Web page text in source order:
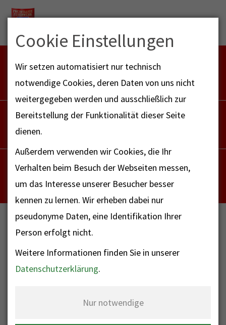
Menu
FEUERWEHR NOTFALL-RETTUNGSDIENST
112
POLIZEI
NOTRUF - FAX FÜR HÖRBEHINDERTE
112
Nr. 75 - Sicherheitswache
Einsatzart: Sicherheitswache
Cookie Einstellungen
Wir setzen automatisiert nur technisch
notwendige Cookies, deren Daten von uns nicht
weitergegeben werden und ausschließlich zur
Bereitstellung der Funktionalität dieser Seite
dienen.
Außerdem verwenden wir Cookies, die Ihr
Verhalten beim Besuch der Webseiten messen,
um das Interesse unserer Besucher besser
kennen zu lernen. Wir erheben dabei nur
pseudonyme Daten, eine Identifikation Ihrer
Person erfolgt nicht.
Weitere Informationen finden Sie in unserer
Datenschutzerklärung.
Nur notwendige